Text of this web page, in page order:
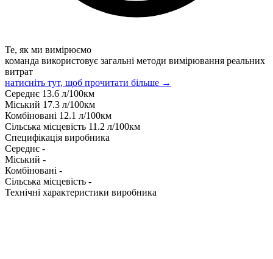
Те, як ми вимірюємо
команда використовує загальні методи вимірювання реальних
витрат
натисніть тут, щоб прочитати більше →
Середнє 13.6 л/100км
Міський 17.3 л/100км
Комбіновані 12.1 л/100км
Сільська місцевість 11.2 л/100км
Специфікація виробника
Середнє -
Міський -
Комбіновані -
Сільська місцевість -
Технічні характеристики виробника